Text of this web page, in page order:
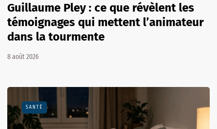
Guillaume Pley : ce que révèlent les
témoignages qui mettent l’animateur
dans la tourmente
8 août 2026
SANTÉ